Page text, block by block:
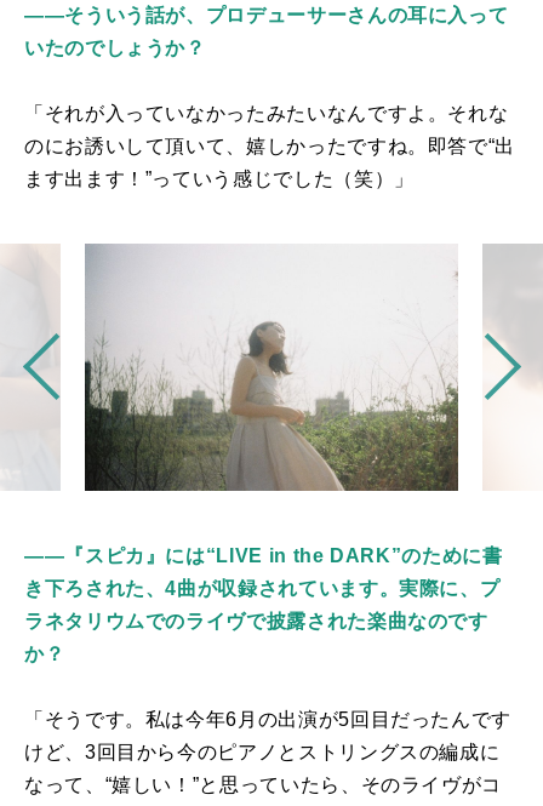
――そういう話が、プロデューサーさんの耳に入って
いたのでしょうか？
「それが入っていなかったみたいなんですよ。それな
のにお誘いして頂いて、嬉しかったですね。即答で“出
ます出ます！”っていう感じでした（笑）」
――『スピカ』には“LIVE in the DARK”のために書
き下ろされた、4曲が収録されています。実際に、プ
ラネタリウムでのライヴで披露された楽曲なのです
か？
「そうです。私は今年6月の出演が5回目だったんです
けど、3回目から今のピアノとストリングスの編成に
なって、“嬉しい！”と思っていたら、そのライヴがコ